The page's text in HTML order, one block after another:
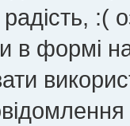
радість, :(
в формі